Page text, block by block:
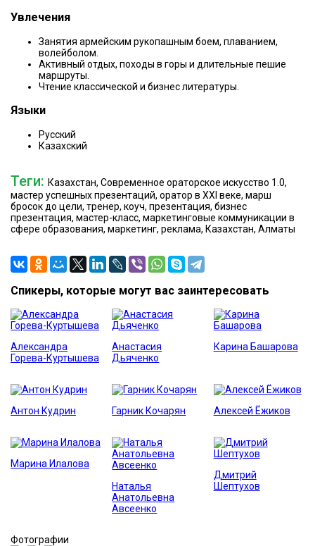
Увлечения
Занятия армейским рукопашным боем, плаванием,
волейболом.
Активный отдых, походы в горы и длительные пешие
маршруты.
Чтение классической и бизнес литературы.
Языки
Русский
Казахский
Теги: Казахстан, Современное ораторское искусство 1.0,
мастер успешных презентаций, оратор в XXI веке, марш
бросок до цели, тренер, коуч, презентация, бизнес
презентация, мастер-класс, маркетинговые коммуникации в
сфере образования, маркетинг, реклама, Казахстан, Алматы
Спикеры, которые могут вас заинтересовать
Александра
Горева-Куртышева
Анастасия
Дьяченко
Карина Башарова
Антон Кудрин Гарник Кочарян Алексей Ёжиков
Марина Илалова
Наталья
Анатольевна
Авсеенко
Дмитрий
Шептухов
Фотографии